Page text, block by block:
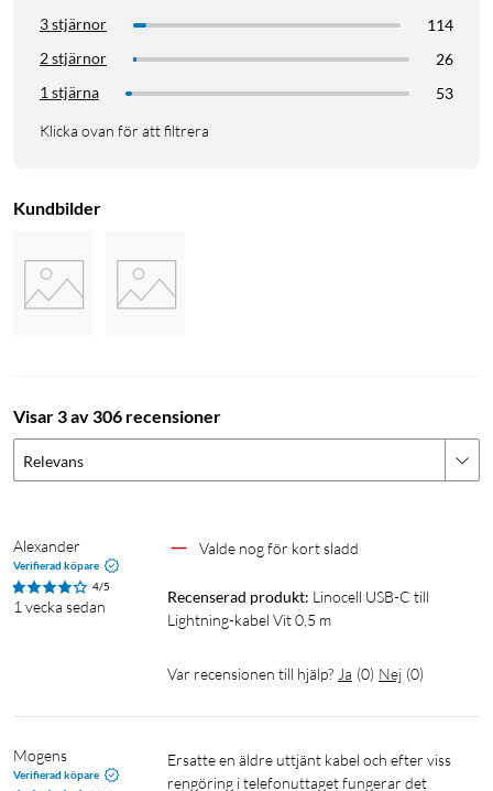
3 stjärnor
114
2 stjärnor
26
1 stjärna
53
Klicka ovan för att filtrera
Kundbilder
Visar 3 av 306 recensioner
Relevans
Alexander
Verifierad köpare
4/5
1 vecka sedan
Valde nog för kort sladd
Recenserad produkt: Linocell USB-C till
Lightning-kabel Vit 0,5 m
Var recensionen till hjälp? Ja (0) Nej (0)
Mogens
Verifierad köpare
Ersatte en äldre uttjänt kabel och efter viss
rengöring i telefonuttaget fungerar det